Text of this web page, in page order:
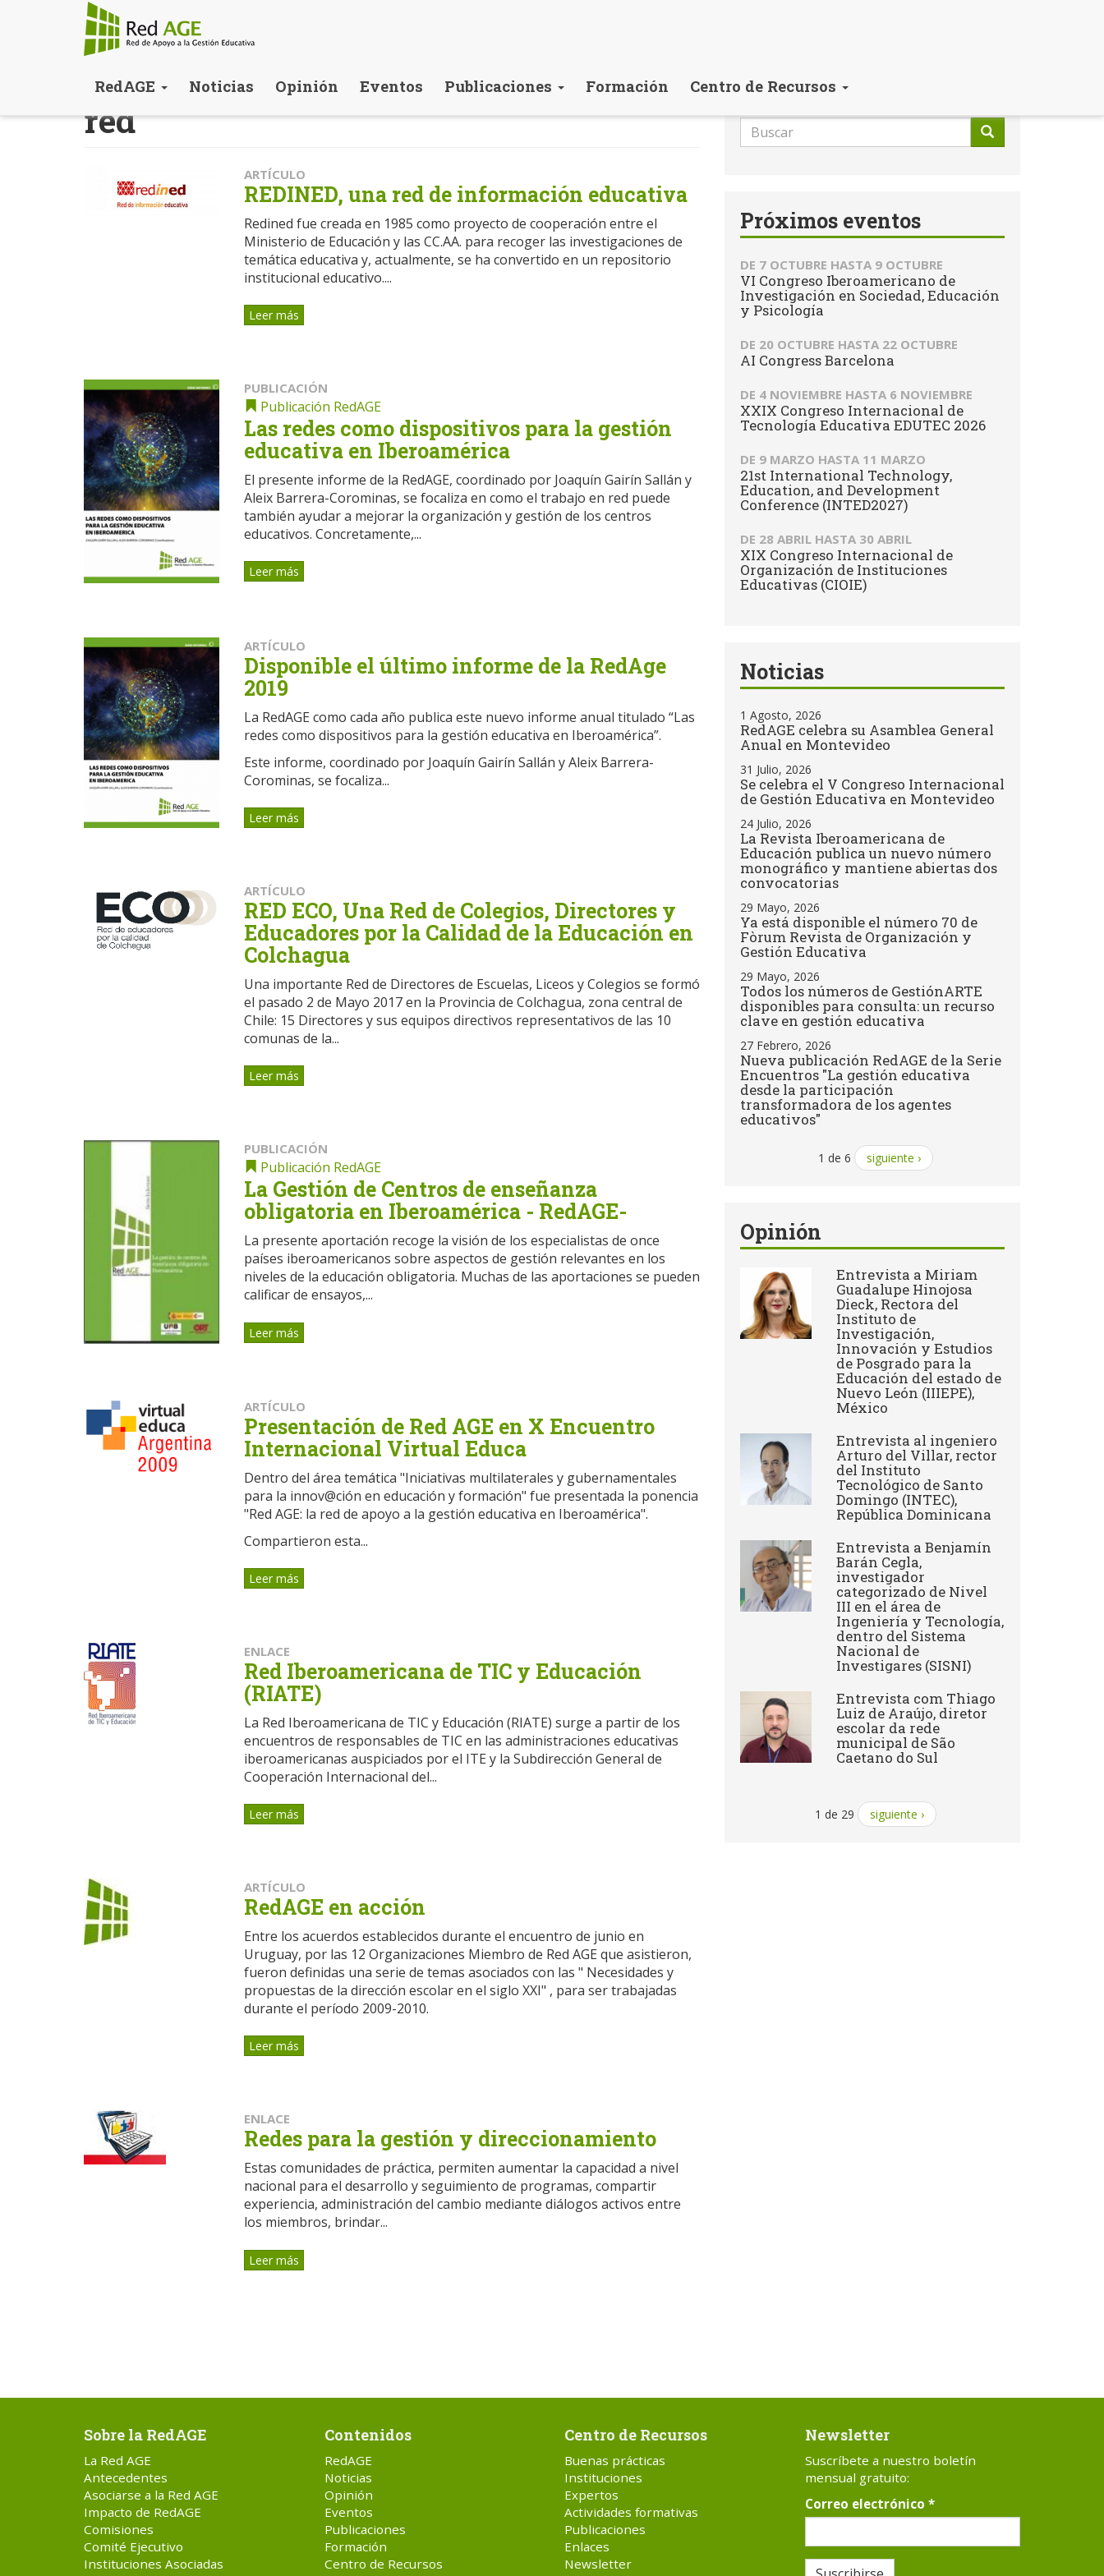
contenido
RedAGE Noticias Opinión Eventos Publicaciones Formación Centro de Recursos
red
ARTÍCULO
REDINED, una red de información educativa
Redined fue creada en 1985 como proyecto de cooperación entre el
Ministerio de Educación y las CC.AA. para recoger las investigaciones de
temática educativa y, actualmente, se ha convertido en un repositorio
institucional educativo....
Leer más
PUBLICACIÓN
Publicación RedAGE
Las redes como dispositivos para la gestión
educativa en Iberoamérica
El presente informe de la RedAGE, coordinado por Joaquín Gairín Sallán y
Aleix Barrera-Corominas, se focaliza en como el trabajo en red puede
también ayudar a mejorar la organización y gestión de los centros
educativos. Concretamente,...
Leer más
ARTÍCULO
Disponible el último informe de la RedAge
2019
La RedAGE como cada año publica este nuevo informe anual titulado “Las
redes como dispositivos para la gestión educativa en Iberoamérica”.
Este informe, coordinado por Joaquín Gairín Sallán y Aleix Barrera-
Corominas, se focaliza...
Leer más
ARTÍCULO
RED ECO, Una Red de Colegios, Directores y
Educadores por la Calidad de la Educación en
Colchagua
Una importante Red de Directores de Escuelas, Liceos y Colegios se formó
el pasado 2 de Mayo 2017 en la Provincia de Colchagua, zona central de
Chile: 15 Directores y sus equipos directivos representativos de las 10
comunas de la...
Leer más
PUBLICACIÓN
Publicación RedAGE
La Gestión de Centros de enseñanza
obligatoria en Iberoamérica - RedAGE-
La presente aportación recoge la visión de los especialistas de once
países iberoamericanos sobre aspectos de gestión relevantes en los
niveles de la educación obligatoria. Muchas de las aportaciones se pueden
calificar de ensayos,...
Leer más
ARTÍCULO
Presentación de Red AGE en X Encuentro
Internacional Virtual Educa
Dentro del área temática "Iniciativas multilaterales y gubernamentales
para la innov@ción en educación y formación" fue presentada la ponencia
"Red AGE: la red de apoyo a la gestión educativa en Iberoamérica".
Compartieron esta...
Leer más
ENLACE
Red Iberoamericana de TIC y Educación
(RIATE)
La Red Iberoamericana de TIC y Educación (RIATE) surge a partir de los
encuentros de responsables de TIC en las administraciones educativas
iberoamericanas auspiciados por el ITE y la Subdirección General de
Cooperación Internacional del...
Leer más
ARTÍCULO
RedAGE en acción
Entre los acuerdos establecidos durante el encuentro de junio en
Uruguay, por las 12 Organizaciones Miembro de Red AGE que asistieron,
fueron definidas una serie de temas asociados con las " Necesidades y
propuestas de la dirección escolar en el siglo XXI" , para ser trabajadas
durante el período 2009-2010.
Leer más
ENLACE
Redes para la gestión y direccionamiento
Estas comunidades de práctica, permiten aumentar la capacidad a nivel
nacional para el desarrollo y seguimiento de programas, compartir
experiencia, administración del cambio mediante diálogos activos entre
los miembros, brindar...
Leer más
Formulario
de
Próximos eventos
DE 7 OCTUBRE HASTA 9 OCTUBRE
VI Congreso Iberoamericano de
Investigación en Sociedad, Educación
y Psicología
DE 20 OCTUBRE HASTA 22 OCTUBRE
AI Congress Barcelona
DE 4 NOVIEMBRE HASTA 6 NOVIEMBRE
XXIX Congreso Internacional de
Tecnología Educativa EDUTEC 2026
DE 9 MARZO HASTA 11 MARZO
21st International Technology,
Education, and Development
Conference (INTED2027)
DE 28 ABRIL HASTA 30 ABRIL
XIX Congreso Internacional de
Organización de Instituciones
Educativas (CIOIE)
Noticias
1 Agosto, 2026
RedAGE celebra su Asamblea General
Anual en Montevideo
31 Julio, 2026
Se celebra el V Congreso Internacional
de Gestión Educativa en Montevideo
24 Julio, 2026
La Revista Iberoamericana de
Educación publica un nuevo número
monográfico y mantiene abiertas dos
convocatorias
29 Mayo, 2026
Ya está disponible el número 70 de
Fòrum Revista de Organización y
Gestión Educativa
29 Mayo, 2026
Todos los números de GestiónARTE
disponibles para consulta: un recurso
clave en gestión educativa
27 Febrero, 2026
Nueva publicación RedAGE de la Serie
Encuentros "La gestión educativa
desde la participación
transformadora de los agentes
educativos"
1 de 6 siguiente ›
Opinión
Entrevista a Miriam
Guadalupe Hinojosa
Dieck, Rectora del
Instituto de
Investigación,
Innovación y Estudios
de Posgrado para la
Educación del estado de
Nuevo León (IIIEPE),
México
Entrevista al ingeniero
Arturo del Villar, rector
del Instituto
Tecnológico de Santo
Domingo (INTEC),
República Dominicana
Entrevista a Benjamín
Barán Cegla,
investigador
categorizado de Nivel
III en el área de
Ingeniería y Tecnología,
dentro del Sistema
Nacional de
Investigares (SISNI)
Entrevista com Thiago
Luiz de Araújo, diretor
escolar da rede
municipal de São
Caetano do Sul
1 de 29 siguiente ›
Sobre la RedAGE
La Red AGE
Antecedentes
Asociarse a la Red AGE
Impacto de RedAGE
Comisiones
Comité Ejecutivo
Instituciones Asociadas
Contenidos
RedAGE
Noticias
Opinión
Eventos
Publicaciones
Formación
Centro de Recursos
Centro de Recursos
Buenas prácticas
Instituciones
Expertos
Actividades formativas
Publicaciones
Enlaces
Newsletter
Newsletter
Suscríbete a nuestro boletín
mensual gratuito:
Correo electrónico *